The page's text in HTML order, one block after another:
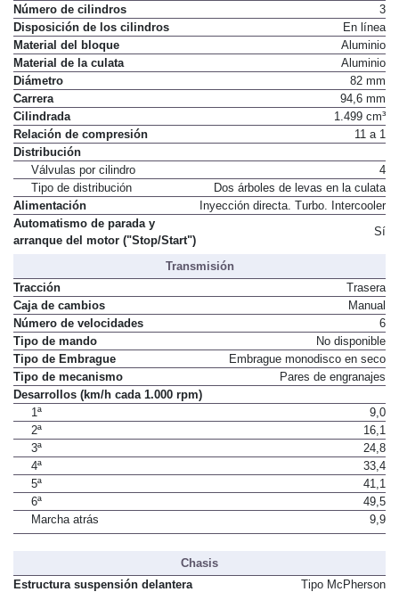
Número de cilindros
3
Disposición de los cilindros
En línea
Material del bloque
Aluminio
Material de la culata
Aluminio
Diámetro
82 mm
Carrera
94,6 mm
Cilindrada
1.499 cm³
Relación de compresión
11 a 1
Distribución
Válvulas por cilindro
4
Tipo de distribución
Dos árboles de levas en la culata
Alimentación
Inyección directa. Turbo. Intercooler
Automatismo de parada y
arranque del motor ("Stop/Start")
Sí
Transmisión
Tracción
Trasera
Caja de cambios
Manual
Número de velocidades
6
Tipo de mando
No disponible
Tipo de Embrague
Embrague monodisco en seco
Tipo de mecanismo
Pares de engranajes
Desarrollos (km/h cada 1.000 rpm)
1ª
9,0
2ª
16,1
3ª
24,8
4ª
33,4
5ª
41,1
6ª
49,5
Marcha atrás
9,9
Chasis
Estructura suspensión delantera
Tipo McPherson